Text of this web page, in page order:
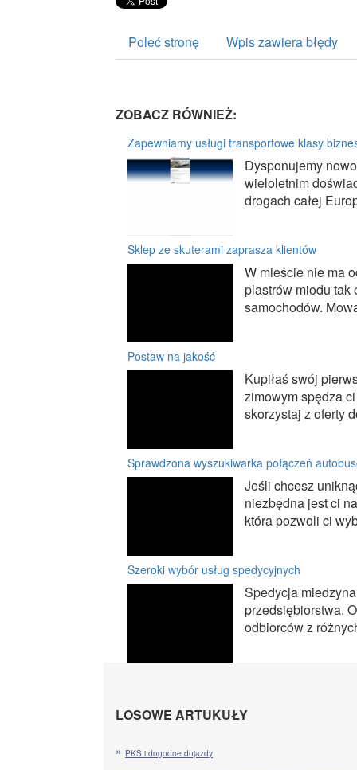
Poleć stronę Wpis zawiera błędy
ZOBACZ RÓWNIEŻ:
Zapewniamy usługi transportowe klasy
Dysponujemy
wieloletnim
drogach całej
Sklep ze skuterami zaprasza klientów
W mieście nie ma
plastrów miodu tak
samochodów.
Postaw na jakość
Kupiłaś swój
zimowym spędza
skorzystaj z oferty
Sprawdzona wyszukiwarka połączeń
Jeśli chcesz
niezbędna jest ci
która pozwoli ci
Szeroki wybór usług spedycyjnych
Spedycja
przedsiębiorstwa.
odbiorców z
LOSOWE ARTUKUŁY
PKS i dogodne dojazdy